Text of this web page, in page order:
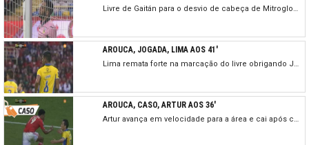
Livre de Gaitán para o desvio de cabeça de Mitroglou para uma grande defesa de Bracalli.
AROUCA, JOGADA, LIMA AOS 41'
Lima remata forte na marcação do livre obrigando Júlio César a uma defesa apertada.
AROUCA, CASO, ARTUR AOS 36'
Artur avança em velocidade para a área e cai após choque com Eliseu, ficando os dois jogadores pegados.